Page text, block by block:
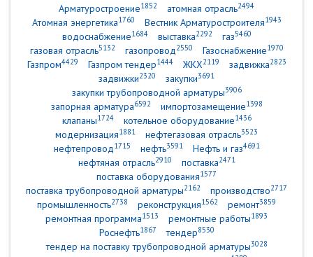
Арматуростроение1852 атомная отрасль2494
Атомная энергетика1760 Вестник Арматуростроителя1943
водоснабжение1684 выставка2292 газ5460
газовая отрасль5132 газопровод2550 Газоснабжение1970
Газпром4429 Газпром тендер1444 ЖКХ2119 задвижка2823
задвижки2320 закупки3691
закупки трубопроводной арматуры3906
запорная арматура6592 импортозамещение1398
клапаны1724 котельное оборудование1436
модернизация1881 нефтегазовая отрасль3523
нефтепровод1715 нефть3591 Нефть и газ4691
нефтяная отрасль2910 поставка2471
поставка оборудования1577
поставка трубопроводной арматуры2162 производство2717
промышленность2738 реконструкция1562 ремонт3859
ремонтная программа1513 ремонтные работы1893
Роснефть1867 тендер8530
тендер на поставку трубопроводной арматуры3028